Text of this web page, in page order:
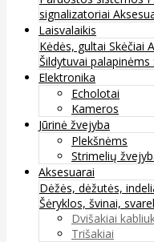
signalizatoriai
Laisvalaikis
Kėdės, gultai Skėčiai
Šildytuvai palapinėms
Elektronika
Echolotai
Kameros
Jūrinė žvejyba
Plekšnėms
Strimelių
Aksesuarai
Dėžės, dėžutės,
Šėryklos, švinai,
Dvišakiai
Trišakiai